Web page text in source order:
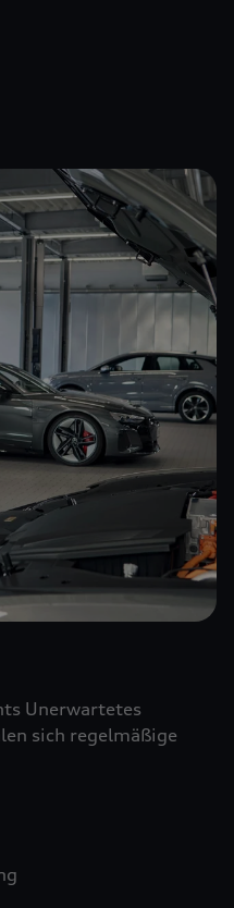
Unerwartetes
sich regelmäßige